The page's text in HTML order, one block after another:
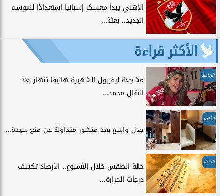
الأهلي يبدأ معسكر إسبانيا استعدادًا للموسم
الجديد.. بعثة...
الأكثر قراءة
الرياضة
مشجعة ليفربول الشهيرة هانيفا تنهار بعد
انتقال محمد...
الأخبار
جدل واسع بعد منشور متداولة عن منع سيدة...
الأخبار
حالة الطقس خلال الأسبوع.. الأرصاد تكشف
درجات الحرارة...